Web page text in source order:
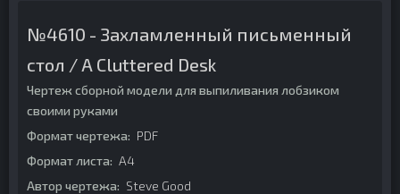
№4610 - Захламленный письменный
стол / A Cluttered Desk
Чертеж сборной модели для выпиливания лобзиком
своими руками
Формат чертежа: PDF
Формат листа: А4
Автор чертежа: Steve Good